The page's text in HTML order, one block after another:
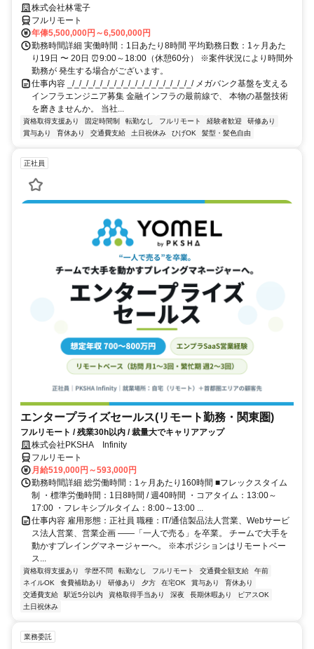
株式会社林電子
フルリモート
年俸5,500,000円～6,500,000円
勤務時間詳細 実働時間：1日あたり8時間 平均勤務日数：1ヶ月あた
り19日 〜 20日 ⏰9:00～18:00（休憩60分） ※案件状況により時間外
勤務が 発生する場合がございます。
仕事内容 _/_/_/_/_/_/_/_/_/_/_/_/_/_/_/_/_/_/ メガバンク基盤を支える
インフラエンジニア募集 金融インフラの最前線で、 本物の基盤技術
を磨きませんか。 当社...
資格取得支援あり 固定時間制 転勤なし フルリモート 経験者歓迎
研修あり
賞与あり
育休あり 交通費支給 土日祝休み ひげOK 髪型・髪色自由
正社員
エンタープライズセールス(リモート勤務・関東圏)
フルリモート / 残業30h以内 / 裁量大でキャリアアップ
株式会社PKSHA Infinity
フルリモート
月給519,000円～593,000円
勤務時間詳細 総労働時間：1ヶ月あたり160時間 ■フレックスタイム
制 ・標準労働時間：1日8時間 / 週40時間 ・コアタイム：13:00～
17:00 ・フレキシブルタイム：8:00～13:00 ...
仕事内容 雇用形態：正社員 職種：IT/通信製品法人営業、Webサービ
ス法人営業、営業企画 ――「一人で売る」を卒業。 チームで大手を
動かすプレイングマネージャーへ。 ※本ポジションはリモートベー
ス...
資格取得支援あり 学歴不問 転勤なし フルリモート 交通費全額支給
午前
ネイルOK
食費補助あり 研修あり 夕方 在宅OK 賞与あり
育休あり
交通費支給
駅近5分以内 資格取得手当あり 深夜 長期休暇あり
ピアスOK
土日祝休み
業務委託